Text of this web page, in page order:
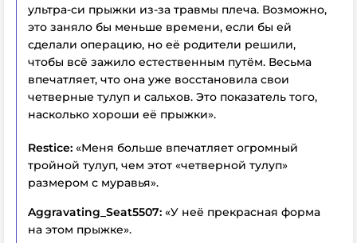
ультра-си прыжки из-за травмы плеча. Возможно,
это заняло бы меньше времени, если бы ей
сделали операцию, но её родители решили,
чтобы всё зажило естественным путём. Весьма
впечатляет, что она уже восстановила свои
четверные тулуп и сальхов. Это показатель того,
насколько хороши её прыжки».
Restice: «Меня больше впечатляет огромный
тройной тулуп, чем этот «четверной тулуп»
размером с муравья».
Aggravating_Seat5507: «У неё прекрасная форма
на этом прыжке».